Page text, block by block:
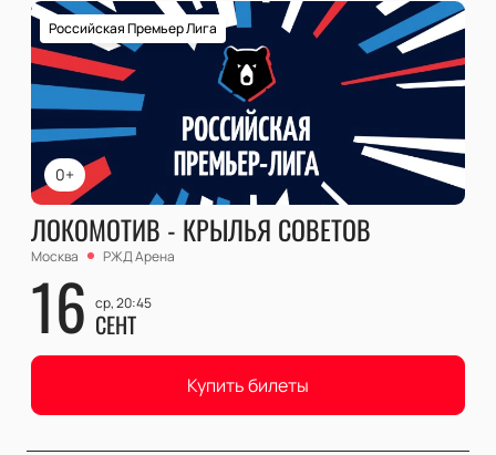
0+
Российская Премьер Лига
ЛОКОМОТИВ - КРЫЛЬЯ СОВЕТОВ
Москва РЖД Арена
16 ср, 20:45
СЕНТ
Купить билеты